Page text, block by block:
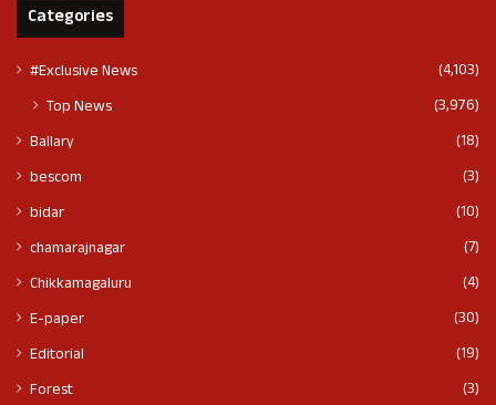
Categories
#Exclusive News (4,103)
Top News (3,976)
Ballary
(18)
bescom
(3)
bidar
(10)
chamarajnagar
(7)
Chikkamagaluru
(4)
E-paper
(30)
Editorial
(19)
Forest
(3)